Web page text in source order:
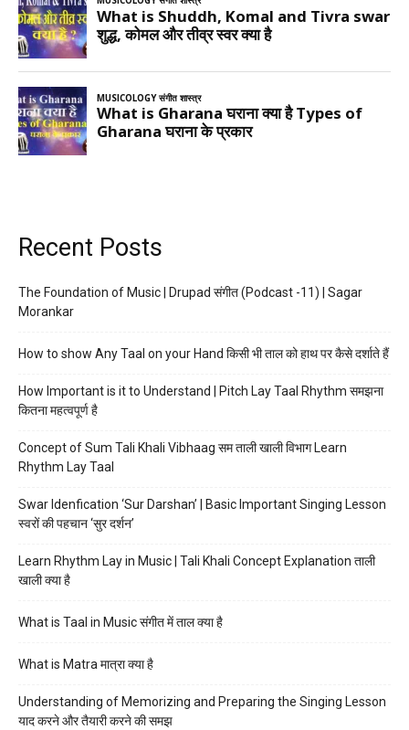
Recent Posts
The Foundation of Music | Drupad संगीत (Podcast -11) | Sagar
Morankar
How to show Any Taal on your Hand किसी भी ताल को हाथ पर कैसे दर्शाते हैं
How Important is it to Understand | Pitch Lay Taal Rhythm समझना
कितना महत्वपूर्ण है
Concept of Sum Tali Khali Vibhaag सम ताली खाली विभाग Learn
Rhythm Lay Taal
Swar Idenfication ‘Sur Darshan’ | Basic Important Singing Lesson
स्वरों की पहचान ‘सुर दर्शन’
Learn Rhythm Lay in Music | Tali Khali Concept Explanation ताली
खाली क्या है
What is Taal in Music संगीत में ताल क्या है
What is Matra मात्रा क्या है
Understanding of Memorizing and Preparing the Singing Lesson
याद करने और तैयारी करने की समझ